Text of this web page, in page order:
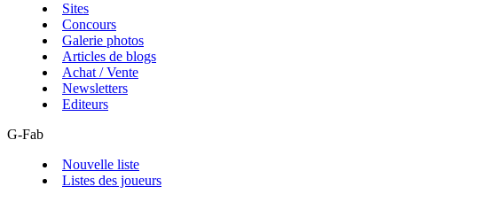
Sites
Concours
Galerie photos
Articles de blogs
Achat / Vente
Newsletters
Editeurs
G-Fab
Nouvelle liste
Listes des joueurs